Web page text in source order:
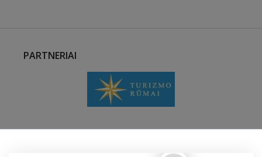
PARTNERIAI